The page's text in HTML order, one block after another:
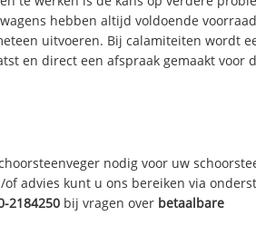
hebben altijd voldoende
uitvoeren. Bij calamiteiten wordt
en direct een afspraak gemaakt voor
nodig voor uw
of advies kunt u ons bereiken via
2184250 bij vragen over betaalbare